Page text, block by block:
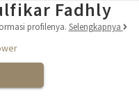
Fadhly
profilenya. Selengkapnya